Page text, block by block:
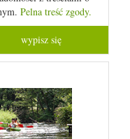
Pelna treść zgody.